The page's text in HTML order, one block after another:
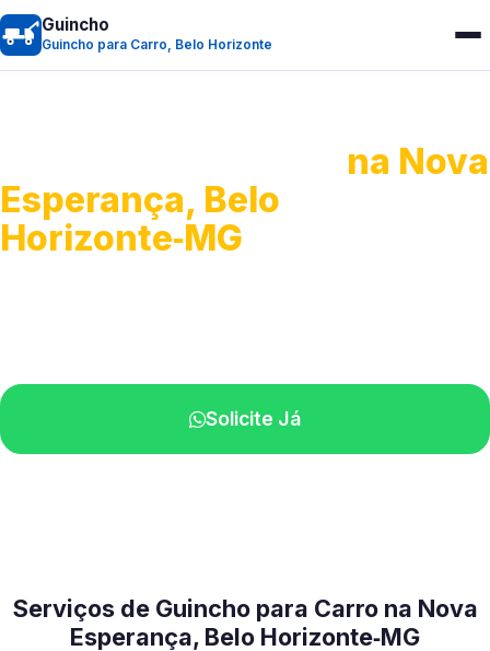
Guincho
Guincho para Carro, Belo Horizonte
na Nova
Esperança, Belo
Horizonte‑MG
Solicite Já
Serviços de Guincho para Carro na Nova
Esperança, Belo Horizonte‑MG